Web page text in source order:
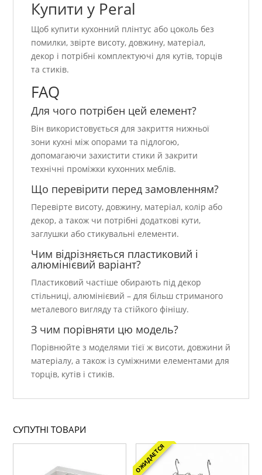
Купити у Peral
Щоб купити кухонний плінтус або цоколь без
помилки, звірте висоту, довжину, матеріал,
декор і потрібні комплектуючі для кутів, торців
та стиків.
FAQ
Для чого потрібен цей елемент?
Він використовується для закриття нижньої
зони кухні між опорами та підлогою,
допомагаючи захистити стики й закрити
технічні проміжки кухонних меблів.
Що перевірити перед замовленням?
Перевірте висоту, довжину, матеріал, колір або
декор, а також чи потрібні додаткові кути,
заглушки або стикувальні елементи.
Чим відрізняється пластиковий і
алюмінієвий варіант?
Пластиковий частіше обирають під декор
стільниці, алюмінієвий – для більш стриманого
металевого вигляду та стійкого фінішу.
З чим порівняти цю модель?
Порівнюйте з моделями тієї ж висоти, довжини й
матеріалу, а також із суміжними елементами для
торців, кутів і стиків.
СУПУТНІ ТОВАРИ
ОЖИДАЕТСЯ